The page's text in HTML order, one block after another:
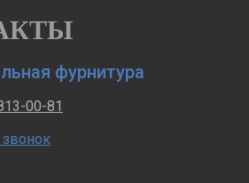
фурнитура
00-81
звонок